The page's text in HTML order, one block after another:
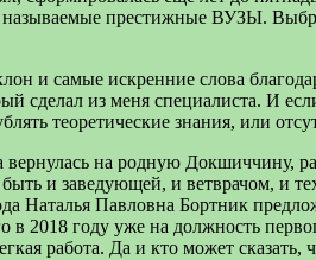
называемые престижные ВУЗЫ.
и самые искренние слова
сделал из меня специалиста. И
теоретические знания, или
вернулась на родную
и заведующей, и ветврачом, и
Наталья Павловна Бортник
2018 году уже на должность
работа. Да и кто может сказать,